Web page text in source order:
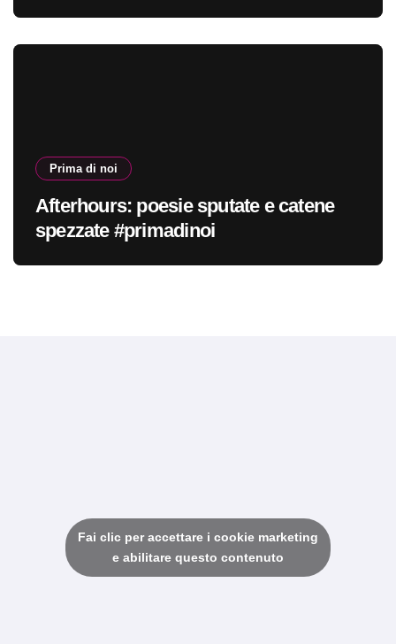
Prima di noi
Afterhours: poesie sputate e catene
spezzate #primadinoi
Fai clic per accettare i cookie marketing
e abilitare questo contenuto